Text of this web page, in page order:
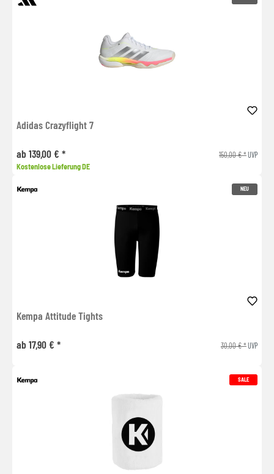
Adidas Crazyflight 7
ab 139,00 € * 150,00 € *UVP
Kostenlose Lieferung DE
NEU
Kempa Attitude Tights
ab 17,90 € * 30,00 € *UVP
SALE